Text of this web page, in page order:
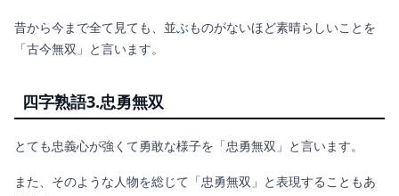
昔から今まで全て見ても、並ぶものがないほど素晴らしいことを
「古今無双」と言います。
四字熟語3.忠勇無双
とても忠義心が強くて勇敢な様子を「忠勇無双」と言います。
また、そのような人物を総じて「忠勇無双」と表現することもあ